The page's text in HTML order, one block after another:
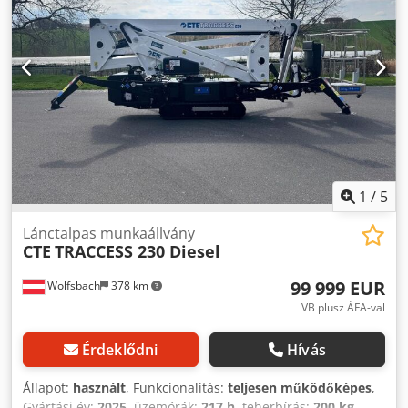
szívesen nyújt Önnek személyre szabott, szakszerű
tanácsadást.
1 / 5
Wolfsbach 378 km
Lánctalpas munkaállvány
CTE TRACCESS 230 Diesel
99 999 EUR
VB plusz ÁFA-val
Érdeklődni Hívás
Állapot: használt, Funkcionalitás: teljesen működőképes,